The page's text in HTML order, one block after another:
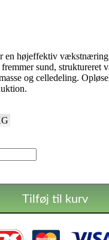
en højeffektiv
sund, struktureret
og celledeling.
Tilføj til kurv